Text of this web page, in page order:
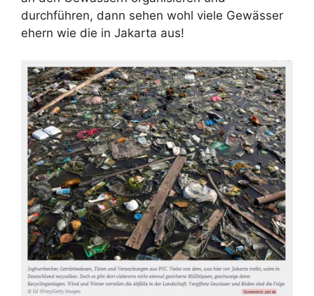
durchführen, dann sehen wohl viele Gewässer
ehern wie die in Jakarta aus!